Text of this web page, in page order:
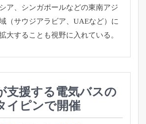
ア、シンガポールなどの東南アジ
（サウジアラビア、UAEなど）に
大することも視野に入れている。
支援する電気バスの
イピンで開催